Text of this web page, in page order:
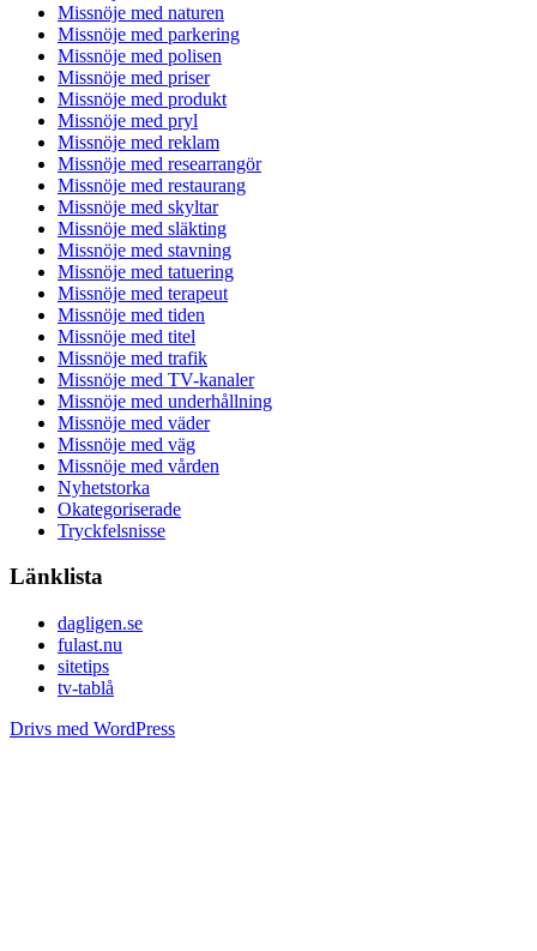
Missnöje med naturen
Missnöje med parkering
Missnöje med polisen
Missnöje med priser
Missnöje med produkt
Missnöje med pryl
Missnöje med reklam
Missnöje med researrangör
Missnöje med restaurang
Missnöje med skyltar
Missnöje med släkting
Missnöje med stavning
Missnöje med tatuering
Missnöje med terapeut
Missnöje med tiden
Missnöje med titel
Missnöje med trafik
Missnöje med TV-kanaler
Missnöje med underhållning
Missnöje med väder
Missnöje med väg
Missnöje med vården
Nyhetstorka
Okategoriserade
Tryckfelsnisse
Länklista
dagligen.se
fulast.nu
sitetips
tv-tablå
Drivs med WordPress